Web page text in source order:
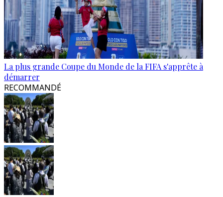
La plus grande Coupe du Monde de la FIFA s'apprête à
démarrer
RECOMMANDÉ